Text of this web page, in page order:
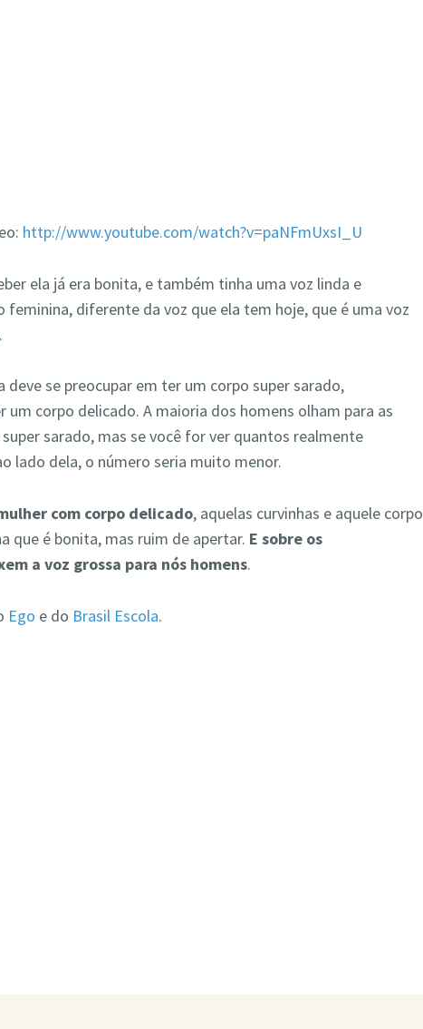
http://www.youtube.com/watch?v=paNFmUxsI_U
ela já era bonita, e também tinha uma voz linda e
diferente da voz que ela tem hoje, que é uma voz
deve se preocupar em ter um corpo super sarado,
um corpo delicado. A maioria dos homens olham para as
sarado, mas se você for ver quantos realmente
lado dela, o número seria muito menor.
com corpo delicado, aquelas curvinhas e aquele corpo
que é bonita, mas ruim de apertar. E sobre os
a voz grossa para nós homens.
Ego e do Brasil Escola.